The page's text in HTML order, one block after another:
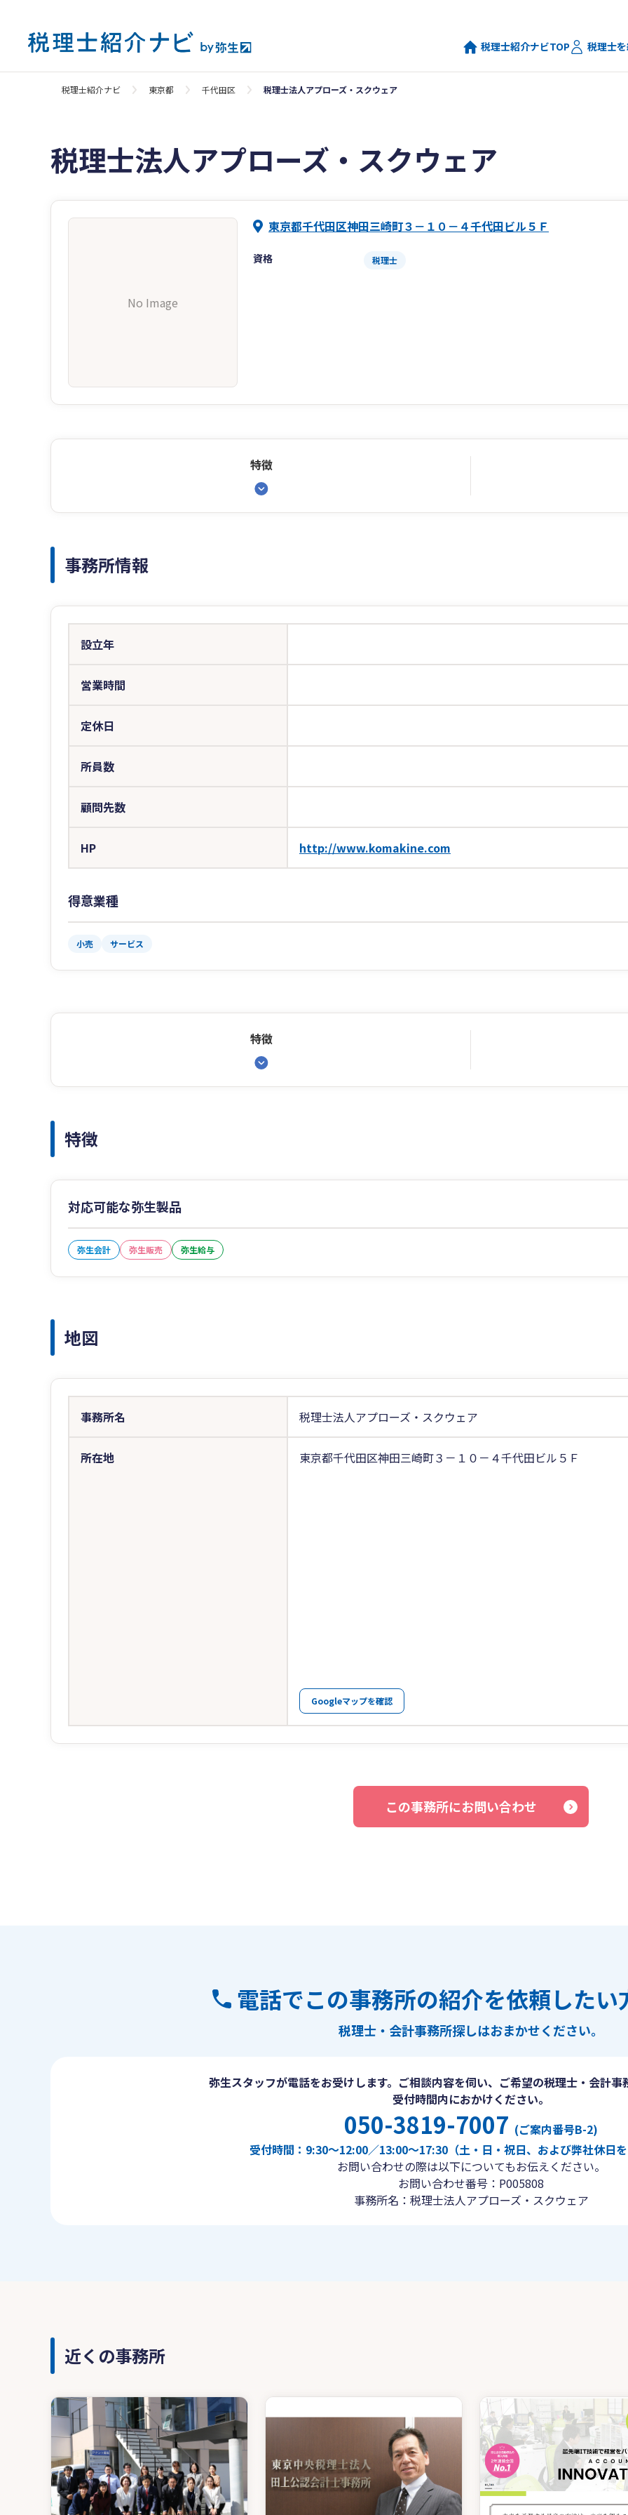
税理士紹介ナビTOP 税理士
税理士紹介ナビ 東京都 千代田区 税理士法人アプローズ・スクウェア
税理士法人アプローズ・スクウェア
No Image
東京都千代田区神田三崎町３－１０－４千代田ビル５Ｆ
資格 税理士
特徴
事務所情報
設立年
営業時間
定休日
所員数
顧問先数
HP http://www.komakine.com
得意業種
小売 サービス
特徴
特徴
対応可能な弥生製品
弥生会計 弥生販売 弥生給与
地図
事務所名 税理士法人アプローズ・スクウェア
所在地 東京都千代田区神田三崎町３－１０－４千代田ビル５Ｆ
Googleマップを確認
この事務所にお問い合わせ
電話でこの事務所の紹介を依頼したい
税理士・会計事務所探しはおまかせください。
弥生スタッフが電話をお受けします。ご相談内容を伺い、ご希望の税理士・会計事
受付時間内におかけください。
050-3819-7007 (ご案内番号B-2)
受付時間：9:30〜12:00／13:00〜17:30（土・日・祝日、および弊社休日
お問い合わせの際は以下についてもお伝えください。
お問い合わせ番号：P005808
事務所名：税理士法人アプローズ・スクウェア
近くの事務所